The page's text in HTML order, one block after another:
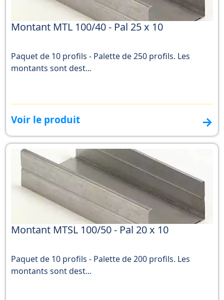
Montant MTL 100/40 - Pal 25 x 10
Paquet de 10 profils - Palette de 250 profils. Les
montants sont dest...
Voir le produit →
Montant MTSL 100/50 - Pal 20 x 10
Paquet de 10 profils - Palette de 200 profils. Les
montants sont dest...